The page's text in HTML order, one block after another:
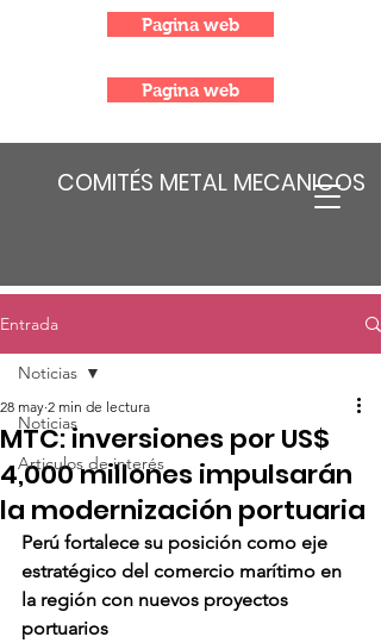
COMITÉS METAL MECANICOS
Pagina web
Pagina web
Entrada
Noticias
Articulos de interés
Noticias
MTC: inversiones por US$
4,000 millones impulsarán
la modernización portuaria
28 may 2 min de lectura
Perú fortalece su posición como eje
estratégico del comercio marítimo en
la región con nuevos proyectos
portuarios